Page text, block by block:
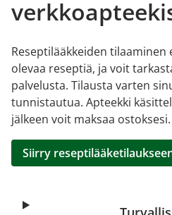
Reseptilääkkeiden tilaaminen
olevaa reseptiä, ja voit
palvelusta. Tilausta varten
tunnistautua. Apteekki
jälkeen voit maksaa ostoksesi.
Siirry